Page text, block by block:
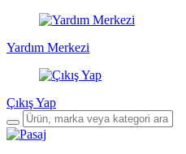
Yardım Merkezi
Çıkış Yap